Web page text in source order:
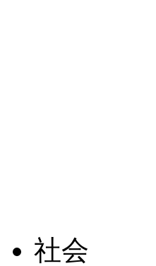
社会